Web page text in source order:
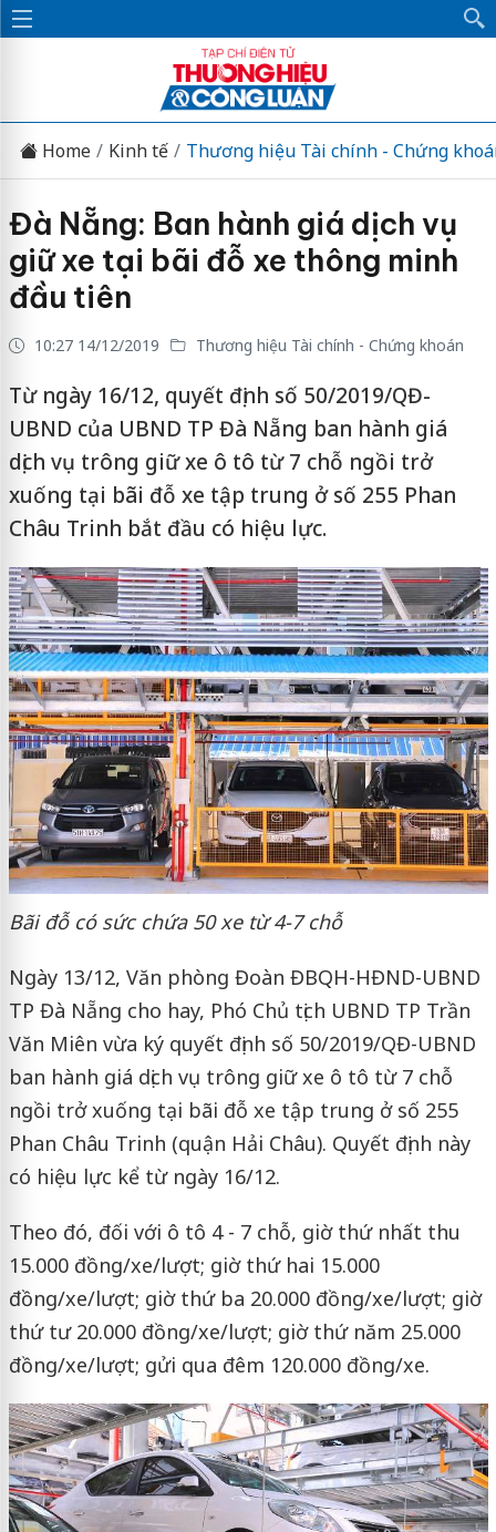
Home Kinh tế Thương hiệu Tài chính - Chứng
Đà Nẵng: Ban hành giá dịch vụ
giữ xe tại bãi đỗ xe thông minh
đầu tiên
10:27 14/12/2019 Thương hiệu Tài chính - Chứng khoán
Từ ngày 16/12, quyết định số 50/2019/QĐ-
UBND của UBND TP Đà Nẵng ban hành giá
dịch vụ trông giữ xe ô tô từ 7 chỗ ngồi trở
xuống tại bãi đỗ xe tập trung ở số 255 Phan
Châu Trinh bắt đầu có hiệu lực.
Bãi đỗ có sức chứa 50 xe từ 4-7 chỗ
Ngày 13/12, Văn phòng Đoàn ĐBQH-HĐND-UBND
TP Đà Nẵng cho hay, Phó Chủ tịch UBND TP Trần
Văn Miên vừa ký quyết định số 50/2019/QĐ-UBND
ban hành giá dịch vụ trông giữ xe ô tô từ 7 chỗ
ngồi trở xuống tại bãi đỗ xe tập trung ở số 255
Phan Châu Trinh (quận Hải Châu). Quyết định này
có hiệu lực kể từ ngày 16/12.
Theo đó, đối với ô tô 4 - 7 chỗ, giờ thứ nhất thu
15.000 đồng/xe/lượt; giờ thứ hai 15.000
đồng/xe/lượt; giờ thứ ba 20.000 đồng/xe/lượt; giờ
thứ tư 20.000 đồng/xe/lượt; giờ thứ năm 25.000
đồng/xe/lượt; gửi qua đêm 120.000 đồng/xe.